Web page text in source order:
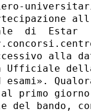
di  Estar
alla
Ufficiale
esami».
primo
del bando,